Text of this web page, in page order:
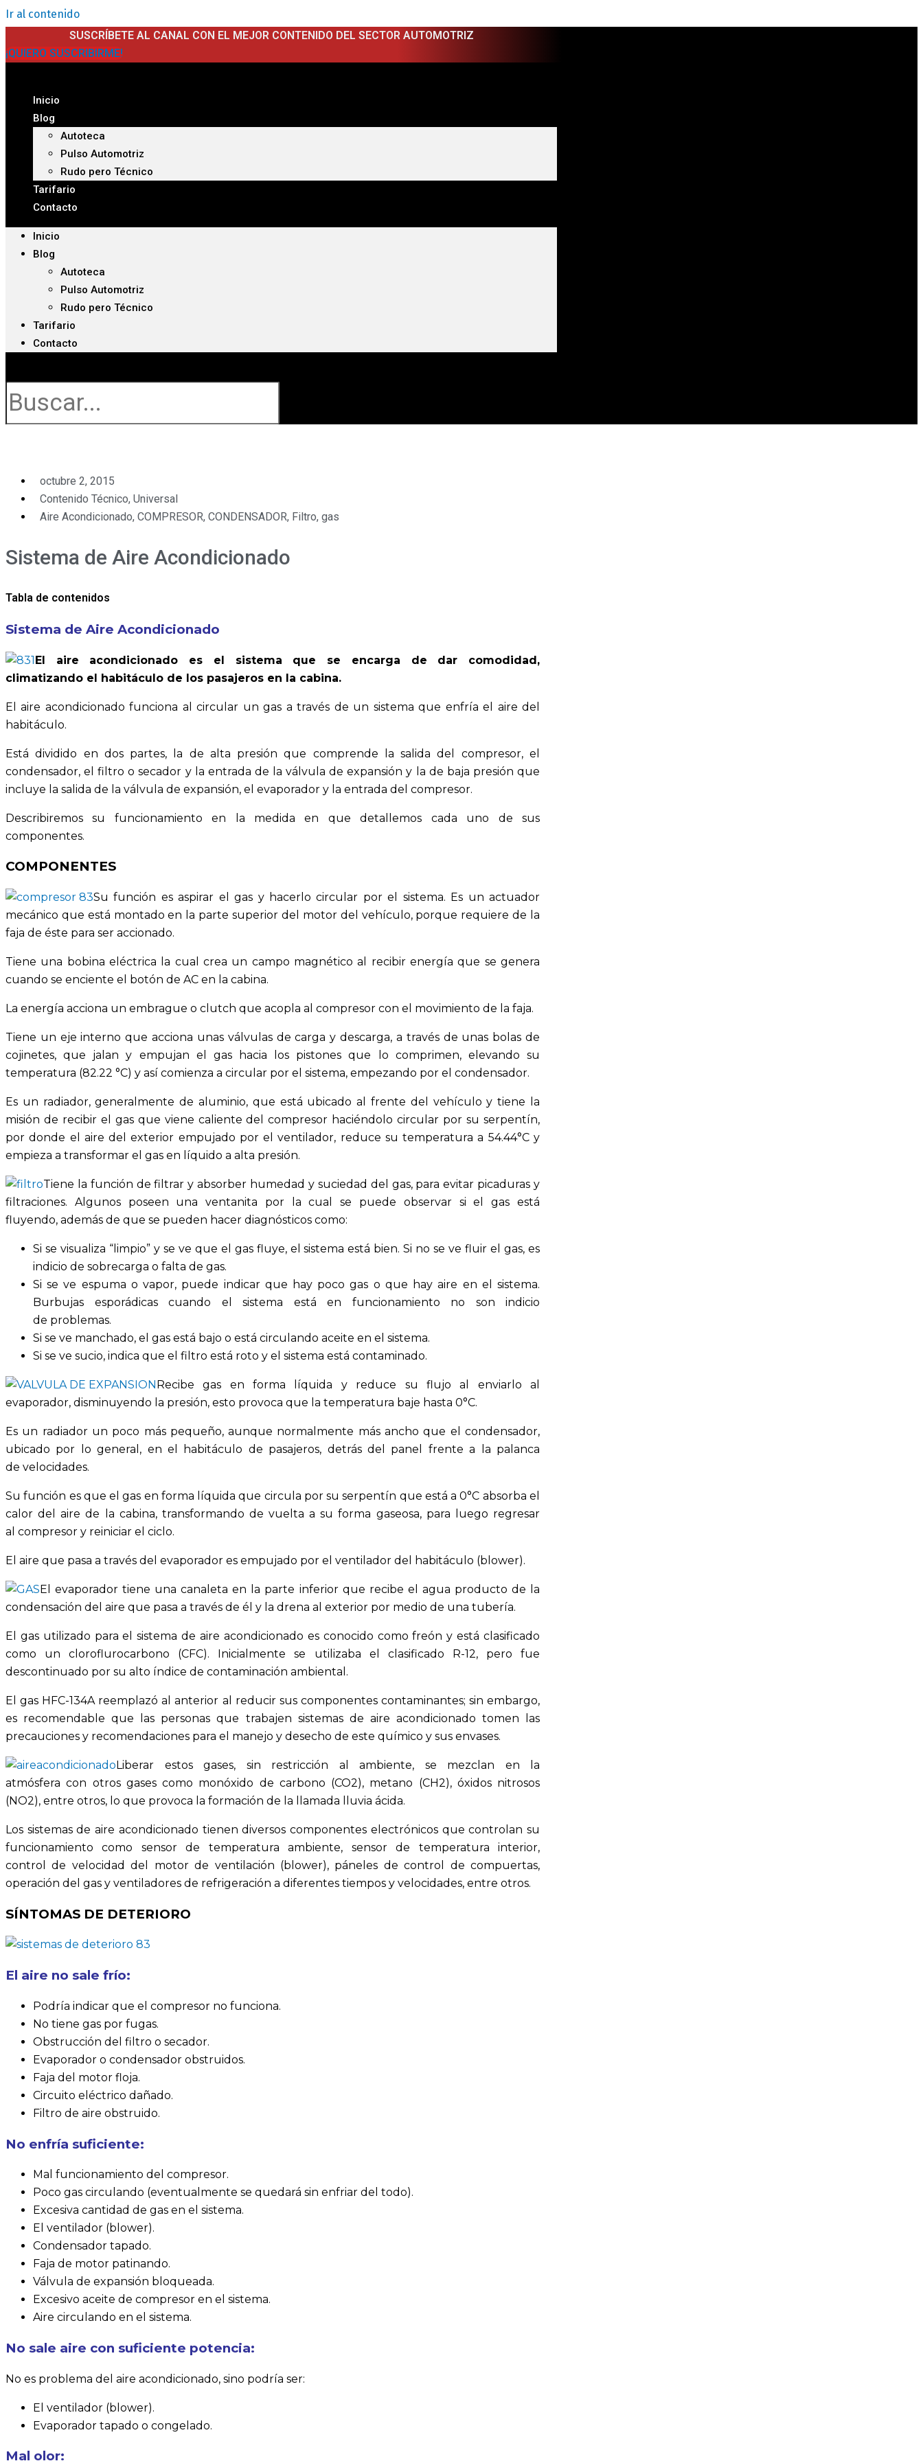
Ir al contenido
SUSCRÍBETE AL CANAL CON EL MEJOR CONTENIDO DEL SECTOR AUTOMOTRIZ
¡QUIERO SUSCRIBIRME!
Inicio
Blog
Autoteca
Pulso Automotriz
Rudo pero Técnico
Tarifario
Contacto
Inicio
Blog
Autoteca
Pulso Automotriz
Rudo pero Técnico
Tarifario
Contacto
octubre 2, 2015
Contenido Técnico, Universal
Aire Acondicionado, COMPRESOR, CONDENSADOR, Filtro, gas
Sistema de Aire Acondicionado
Tabla de contenidos
Sistema de Aire Acondicionado
El aire acondicionado es el sistema que se encarga de dar comodidad,
climatizando el habitáculo de los pasajeros en la cabina.
El aire acondicionado funciona al circular un gas a través de un sistema que enfría el aire del
habitáculo.
Está dividido en dos partes, la de alta presión que comprende la salida del compresor, el
condensador, el filtro o secador y la entrada de la válvula de expansión y la de baja presión que
incluye la salida de la válvula de expansión, el evaporador y la entrada del compresor.
Describiremos su funcionamiento en la medida en que detallemos cada uno de sus
componentes.
COMPONENTES
Su función es aspirar el gas y hacerlo circular por el sistema. Es un actuador
mecánico que está montado en la parte superior del motor del vehículo, porque requiere de la
faja de éste para ser accionado.
Tiene una bobina eléctrica la cual crea un campo magnético al recibir energía que se genera
cuando se enciente el botón de AC en la cabina.
La energía acciona un embrague o clutch que acopla al compresor con el movimiento de la faja.
Tiene un eje interno que acciona unas válvulas de carga y descarga, a través de unas bolas de
cojinetes, que jalan y empujan el gas hacia los pistones que lo comprimen, elevando su
temperatura (82.22 °C) y así comienza a circular por el sistema, empezando por el condensador.
Es un radiador, generalmente de aluminio, que está ubicado al frente del vehículo y tiene la
misión de recibir el gas que viene caliente del compresor haciéndolo circular por su serpentín,
por donde el aire del exterior empujado por el ventilador, reduce su temperatura a 54.44°C y
empieza a transformar el gas en líquido a alta presión.
Tiene la función de filtrar y absorber humedad y suciedad del gas, para evitar picaduras y
filtraciones. Algunos poseen una ventanita por la cual se puede observar si el gas está
fluyendo, además de que se pueden hacer diagnósticos como:
Si se visualiza “limpio” y se ve que el gas fluye, el sistema está bien. Si no se ve fluir el gas, es
indicio de sobrecarga o falta de gas.
Si se ve espuma o vapor, puede indicar que hay poco gas o que hay aire en el sistema.
Burbujas esporádicas cuando el sistema está en funcionamiento no son indicio
de problemas.
Si se ve manchado, el gas está bajo o está circulando aceite en el sistema.
Si se ve sucio, indica que el filtro está roto y el sistema está contaminado.
Recibe gas en forma líquida y reduce su flujo al enviarlo al
evaporador, disminuyendo la presión, esto provoca que la temperatura baje hasta 0°C.
Es un radiador un poco más pequeño, aunque normalmente más ancho que el condensador,
ubicado por lo general, en el habitáculo de pasajeros, detrás del panel frente a la palanca
de velocidades.
Su función es que el gas en forma líquida que circula por su serpentín que está a 0°C absorba el
calor del aire de la cabina, transformando de vuelta a su forma gaseosa, para luego regresar
al compresor y reiniciar el ciclo.
El aire que pasa a través del evaporador es empujado por el ventilador del habitáculo (blower).
El evaporador tiene una canaleta en la parte inferior que recibe el agua producto de la
condensación del aire que pasa a través de él y la drena al exterior por medio de una tubería.
El gas utilizado para el sistema de aire acondicionado es conocido como freón y está clasificado
como un cloroflurocarbono (CFC). Inicialmente se utilizaba el clasificado R-12, pero fue
descontinuado por su alto índice de contaminación ambiental.
El gas HFC-134A reemplazó al anterior al reducir sus componentes contaminantes; sin embargo,
es recomendable que las personas que trabajen sistemas de aire acondicionado tomen las
precauciones y recomendaciones para el manejo y desecho de este químico y sus envases.
Liberar estos gases, sin restricción al ambiente, se mezclan en la
atmósfera con otros gases como monóxido de carbono (CO2), metano (CH2), óxidos nitrosos
(NO2), entre otros, lo que provoca la formación de la llamada lluvia ácida.
Los sistemas de aire acondicionado tienen diversos componentes electrónicos que controlan su
funcionamiento como sensor de temperatura ambiente, sensor de temperatura interior,
control de velocidad del motor de ventilación (blower), páneles de control de compuertas,
operación del gas y ventiladores de refrigeración a diferentes tiempos y velocidades, entre otros.
SÍNTOMAS DE DETERIORO
El aire no sale frío:
Podría indicar que el compresor no funciona.
No tiene gas por fugas.
Obstrucción del filtro o secador.
Evaporador o condensador obstruidos.
Faja del motor floja.
Circuito eléctrico dañado.
Filtro de aire obstruido.
No enfría suficiente:
Mal funcionamiento del compresor.
Poco gas circulando (eventualmente se quedará sin enfriar del todo).
Excesiva cantidad de gas en el sistema.
El ventilador (blower).
Condensador tapado.
Faja de motor patinando.
Válvula de expansión bloqueada.
Excesivo aceite de compresor en el sistema.
Aire circulando en el sistema.
No sale aire con suficiente potencia:
No es problema del aire acondicionado, sino podría ser:
El ventilador (blower).
Evaporador tapado o congelado.
Mal olor: